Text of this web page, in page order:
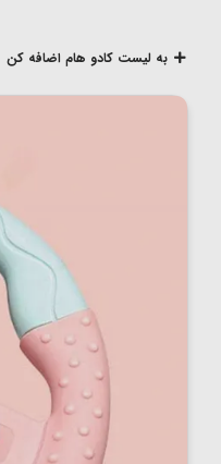
به لیست کادو هام اضافه کن